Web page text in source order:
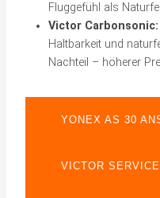
Fluggefühl als
Victor Carbonsonic:
Haltbarkeit und
Nachteil – höherer
YONEX AS 30
VICTOR